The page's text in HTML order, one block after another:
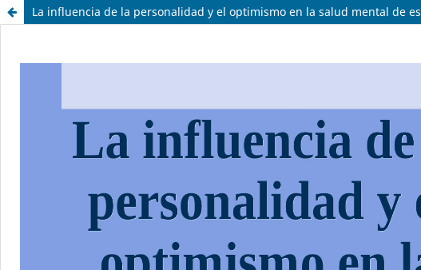
La influencia de la personalidad y el optimismo en la salud mental de